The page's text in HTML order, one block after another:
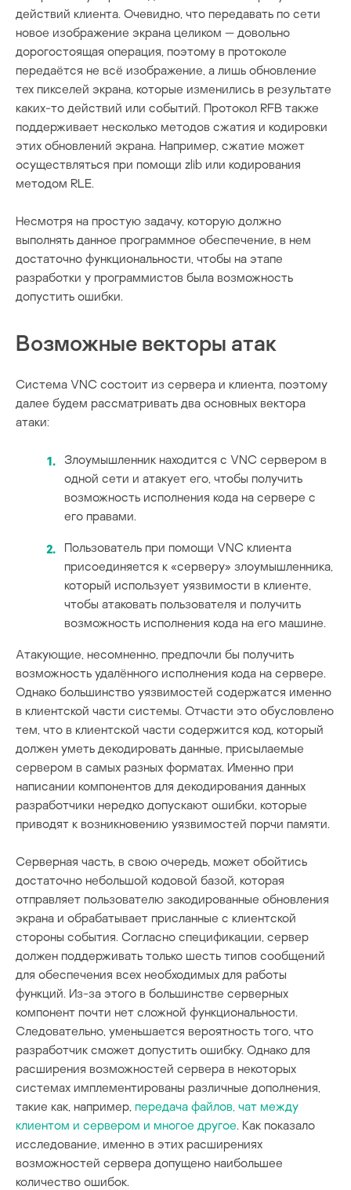
действий клиента. Очевидно, что передавать по сети
новое изображение экрана целиком — довольно
дорогостоящая операция, поэтому в протоколе
передаётся не всё изображение, а лишь обновление
тех пикселей экрана, которые изменились в результате
каких-то действий или событий. Протокол RFB также
поддерживает несколько методов сжатия и кодировки
этих обновлений экрана. Например, сжатие может
осуществляться при помощи zlib или кодирования
методом RLE.
Несмотря на простую задачу, которую должно
выполнять данное программное обеспечение, в нем
достаточно функциональности, чтобы на этапе
разработки у программистов была возможность
допустить ошибки.
Возможные векторы атак
Система VNC состоит из сервера и клиента, поэтому
далее будем рассматривать два основных вектора
атаки:
Злоумышленник находится с VNC сервером в
одной сети и атакует его, чтобы получить
возможность исполнения кода на сервере с
его правами.
Пользователь при помощи VNC клиента
присоединяется к «серверу» злоумышленника,
который использует уязвимости в клиенте,
чтобы атаковать пользователя и получить
возможность исполнения кода на его машине.
Атакующие, несомненно, предпочли бы получить
возможность удалённого исполнения кода на сервере.
Однако большинство уязвимостей содержатся именно
в клиентской части системы. Отчасти это обусловлено
тем, что в клиентской части содержится код, который
должен уметь декодировать данные, присылаемые
сервером в самых разных форматах. Именно при
написании компонентов для декодирования данных
разработчики нередко допускают ошибки, которые
приводят к возникновению уязвимостей порчи памяти.
Серверная часть, в свою очередь, может обойтись
достаточно небольшой кодовой базой, которая
отправляет пользователю закодированные обновления
экрана и обрабатывает присланные с клиентской
стороны события. Согласно спецификации, сервер
должен поддерживать только шесть типов сообщений
для обеспечения всех необходимых для работы
функций. Из-за этого в большинстве серверных
компонент почти нет сложной функциональности.
Следовательно, уменьшается вероятность того, что
разработчик сможет допустить ошибку. Однако для
расширения возможностей сервера в некоторых
системах имплементированы различные дополнения,
такие как, например, передача файлов, чат между
клиентом и сервером и многое другое. Как показало
исследование, именно в этих расширениях
возможностей сервера допущено наибольшее
количество ошибок.